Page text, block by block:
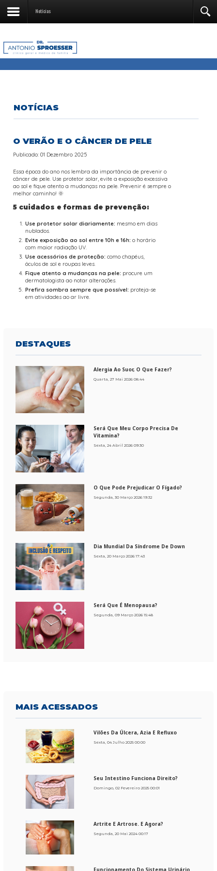
Notícias
NOTÍCIAS
O VERÃO E O CÂNCER DE PELE
Publicado: 01 Dezembro 2025
Essa época do ano nos lembra da importância de prevenir o
câncer de pele. Use protetor solar, evite a exposição excessiva
ao sol e fique atento a mudanças na pele. Prevenir é sempre o
melhor caminho! 🌞
5 cuidados e formas de prevenção:
Use protetor solar diariamente: mesmo em dias
nublados.
Evite exposição ao sol entre 10h e 16h: o horário
com maior radiação UV.
Use acessórios de proteção: como chapéus,
óculos de sol e roupas leves.
Fique atento a mudanças na pele: procure um
dermatologista ao notar alterações.
Prefira sombra sempre que possível: proteja-se
em atividades ao ar livre.
DESTAQUES
Alergia Ao Suor, O Que Fazer?
Quarta, 27 Mai 2026 08:44
Será Que Meu Corpo Precisa De
Vitamina?
Sexta, 24 Abril 2026 09:30
O Que Pode Prejudicar O Fígado?
Segunda, 30 Março 2026 19:32
Dia Mundial Da Síndrome De Down
Sexta, 20 Março 2026 17:43
Será Que É Menopausa?
Segunda, 09 Março 2026 15:48
MAISACESSADOS
Vilões Da Úlcera, Azia E Refluxo
Sexta, 04 Julho 2025 00:00
Seu Intestino Funciona Direito?
Domingo, 02 Fevereiro 2025 00:01
Artrite E Artrose. E Agora?
Segunda, 20 Mai 2024 00:17